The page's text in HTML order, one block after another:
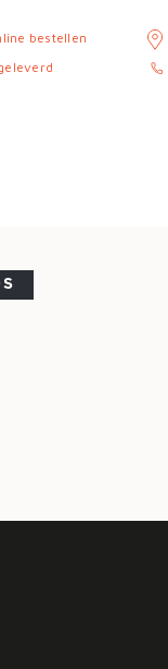
bestellen